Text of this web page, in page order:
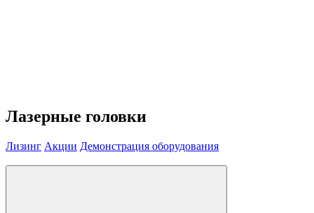
Лазерные головки
Лизинг Акции Демонстрация оборудования